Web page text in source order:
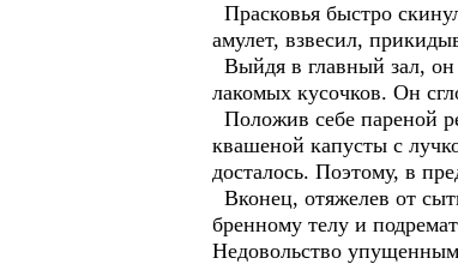
Прасковья быстро
амулет, взвесил,
Выйдя в главный зал,
лакомых кусочков. Он
Положив себе пареной
квашеной капусты с
досталось. Поэтому, в
Вконец, отяжелев от
бренному телу и
Недовольство